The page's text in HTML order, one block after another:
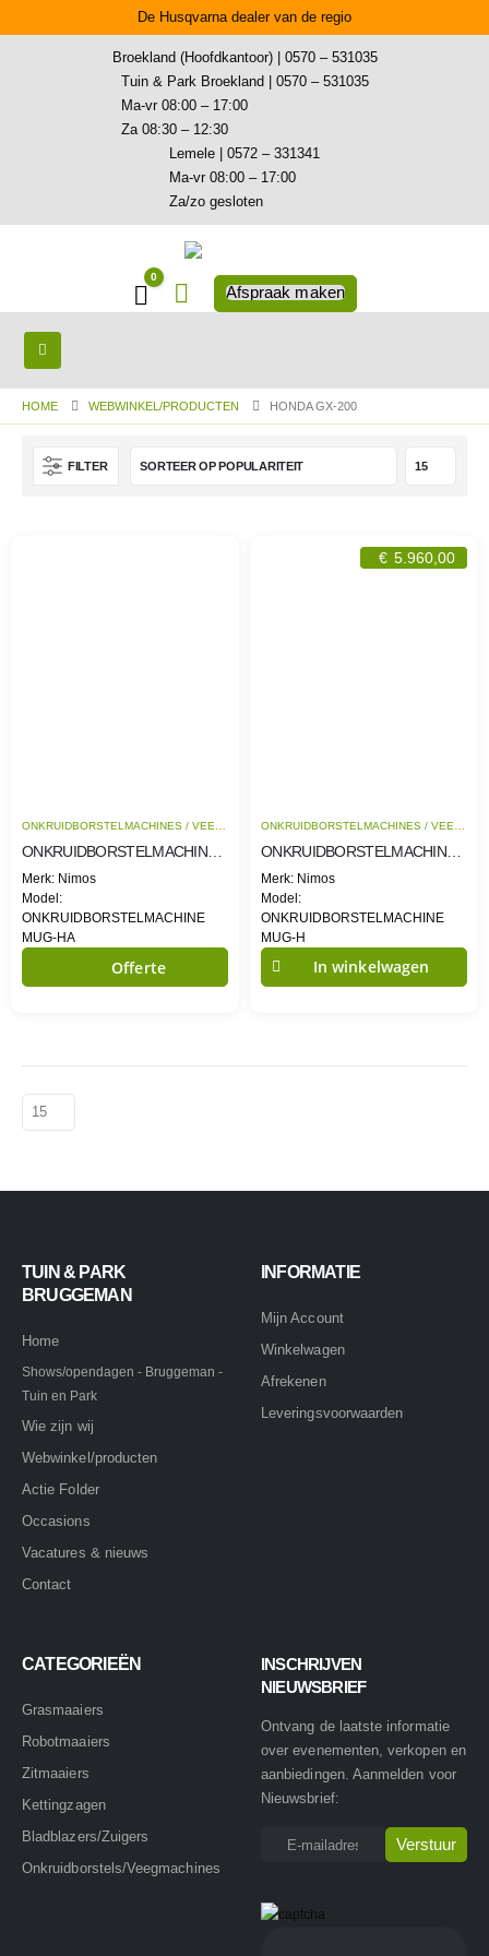
De Husqvarna dealer van de regio
Broekland (Hoofdkantoor) | 0570 – 531035
Tuin & Park Broekland | 0570 – 531035
Ma-vr 08:00 – 17:00
Za 08:30 – 12:30
Lemele | 0572 – 331341
Ma-vr 08:00 – 17:00
Za/zo gesloten
Winkelwagen
0
Afspraak maken
HOME WEBWINKEL/PRODUCTEN HONDA GX-200
FILTER
Merk: Nimos
Model:
ONKRUIDBORSTELMACHINE
MUG-HA
Offerte
€ 5.960,00
Merk: Nimos
Model:
ONKRUIDBORSTELMACHINE
MUG-H
In winkelwagen
TUIN & PARK
BRUGGEMAN
Home
Shows/opendagen - Bruggeman -
Tuin en Park
Wie zijn wij
Webwinkel/producten
Actie Folder
Occasions
Vacatures & nieuws
Contact
INFORMATIE
Mijn Account
Winkelwagen
Afrekenen
Leveringsvoorwaarden
CATEGORIEËN
Grasmaaiers
Robotmaaiers
Zitmaaiers
Kettingzagen
Bladblazers/Zuigers
Onkruidborstels/Veegmachines
INSCHRIJVEN
NIEUWSBRIEF
Ontvang de laatste informatie
over evenementen, verkopen en
aanbiedingen. Aanmelden voor
Nieuwsbrief: